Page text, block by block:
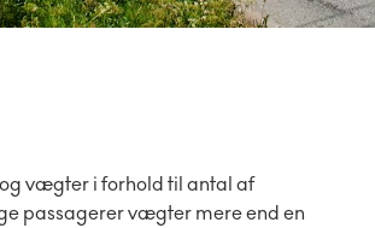
vægter i forhold til antal af
passagerer vægter mere end en